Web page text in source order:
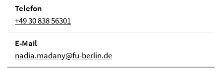
Telefon
+49 30 838 56301
E-Mail
nadia.madany@fu-berlin.de